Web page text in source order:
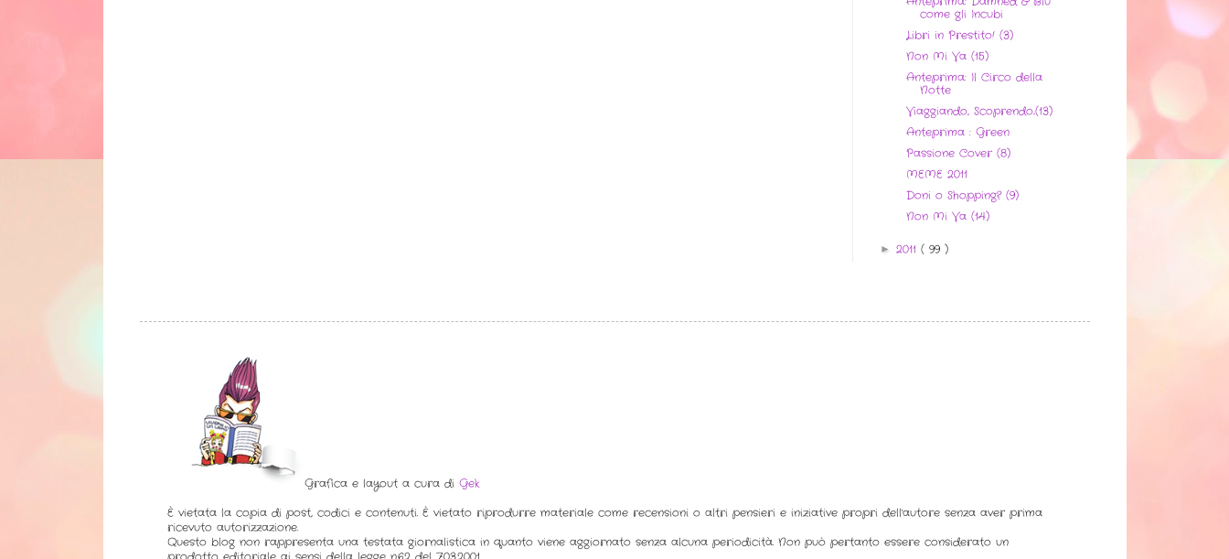
come gli Incubi
Libri in Prestito! (3)
Non Mi Va (15)
Anteprima: Il Circo della
Notte
Viaggiando, Scoprendo..(13)
Anteprima : Green
Passione Cover (8)
MEME 2011
Doni o Shopping? (9)
Non Mi Va (14)
► 2011 ( 99 )
Grafica e layout a cura di Gek
È vietata la copia di post, codici e contenuti. È vietato riprodurre materiale come recensioni o altri pensieri e iniziative propri dell'autore senza aver prima
ricevuto autorizzazione.
Questo blog non rappresenta una testata giornalistica in quanto viene aggiornato senza alcuna periodicità. Non può pertanto essere considerato un